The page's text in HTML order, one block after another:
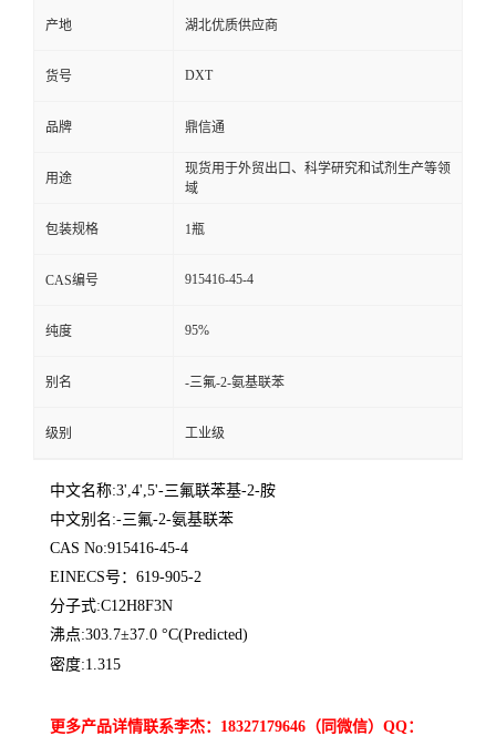
产地 湖北优质供应商
货号 DXT
品牌 鼎信通
用途
现货用于外贸出口、科学研究和试剂生产等领
域
包装规格 1瓶
CAS编号 915416-45-4
纯度 95%
别名 -三氟-2-氨基联苯
级别 工业级
中文名称:3',4',5'-三氟联苯基-2-胺
中文别名:-三氟-2-氨基联苯
CAS No:915416-45-4
EINECS号：619-905-2
分子式:C12H8F3N
沸点:303.7±37.0 °C(Predicted)
密度:1.315
更多产品详情联系李杰：18327179646（同微信）QQ：